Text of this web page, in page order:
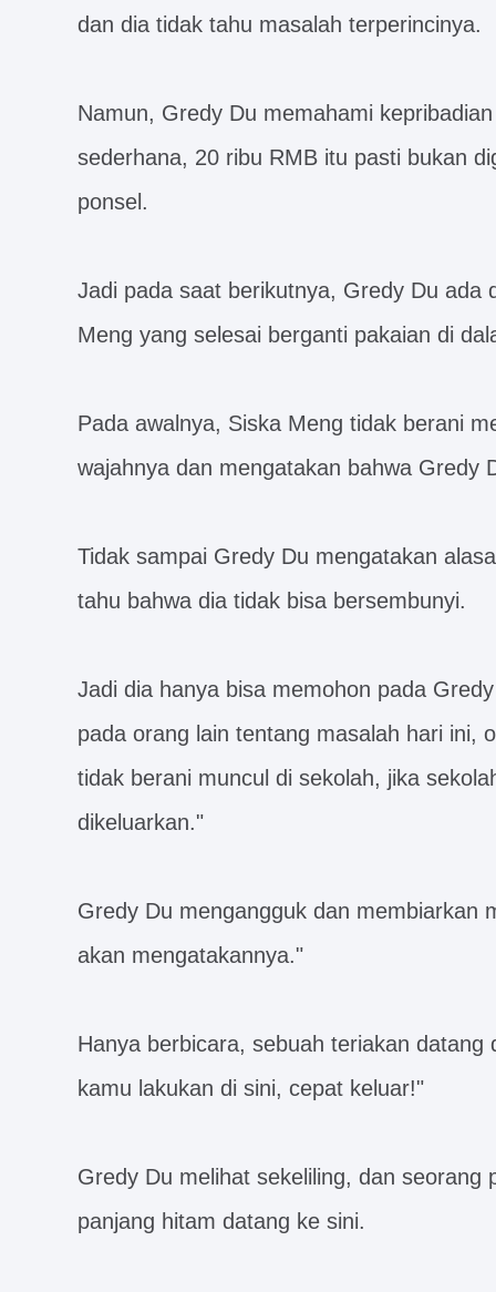
dan dia tidak tahu masalah terperincinya.
Namun, Gredy Du memahami
sederhana, 20 ribu RMB itu pasti bukan
ponsel.
Jadi pada saat berikutnya, Gredy Du ada
Meng yang selesai berganti pakaian di
Pada awalnya, Siska Meng tidak berani
wajahnya dan mengatakan bahwa Gredy
Tidak sampai Gredy Du mengatakan
tahu bahwa dia tidak bisa bersembunyi.
Jadi dia hanya bisa memohon pada
pada orang lain tentang masalah hari ini,
tidak berani muncul di sekolah, jika
dikeluarkan."
Gredy Du mengangguk dan membiarkan
akan mengatakannya."
Hanya berbicara, sebuah teriakan
kamu lakukan di sini, cepat keluar!"
Gredy Du melihat sekeliling, dan seorang
panjang hitam datang ke sini.